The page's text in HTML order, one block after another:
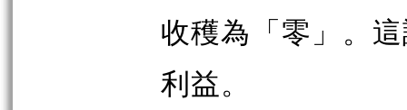
收穫為「零」。
利益。